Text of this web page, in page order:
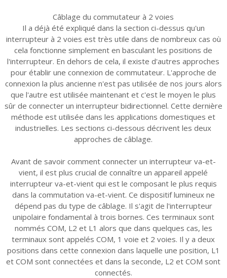
Câblage du commutateur à 2 voies
Il a déjà été expliqué dans la section ci-dessus qu'un
interrupteur à 2 voies est très utile dans de nombreux cas où
cela fonctionne simplement en basculant les positions de
l'interrupteur. En dehors de cela, il existe d'autres approches
pour établir une connexion de commutateur. L'approche de
connexion la plus ancienne n'est pas utilisée de nos jours alors
que l'autre est utilisée maintenant et c'est le moyen le plus
sûr de connecter un interrupteur bidirectionnel. Cette dernière
méthode est utilisée dans les applications domestiques et
industrielles. Les sections ci-dessous décrivent les deux
approches de câblage.
Avant de savoir comment connecter un interrupteur va-et-
vient, il est plus crucial de connaître un appareil appelé
interrupteur va-et-vient qui est le composant le plus requis
dans la commutation va-et-vient. Ce dispositif lumineux ne
dépend pas du type de câblage. Il s'agit de l'interrupteur
unipolaire fondamental à trois bornes. Ces terminaux sont
nommés COM, L2 et L1 alors que dans quelques cas, les
terminaux sont appelés COM, 1 voie et 2 voies. Il y a deux
positions dans cette connexion dans laquelle une position, L1
et COM sont connectées et dans la seconde, L2 et COM sont
connectés.